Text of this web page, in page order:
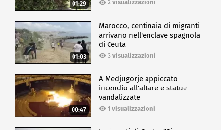
concluso il presidente Toro - soprattutto si va verso
una guarigione, che è anche una cronicizzazione".
E il dato importante è che l'aspettativa di vita dei
pazienti diventa sovrapponibile a quella di
qualunque altra persona.
01:29 2 visualizzazioni
01:03
Marocco, centinaia di migranti
arrivano nell'enclave spagnola
di Ceuta
3 visualizzazioni
00:47
A Medjugorje appiccato
incendio all'altare e statue
vandalizzate
1 visualizzazioni